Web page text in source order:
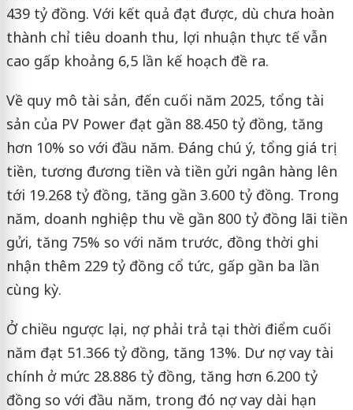
439 tỷ đồng. Với kết quả đạt được, dù chưa hoàn
thành chỉ tiêu doanh thu, lợi nhuận thực tế vẫn
cao gấp khoảng 6,5 lần kế hoạch đề ra.
Về quy mô tài sản, đến cuối năm 2025, tổng tài
sản của PV Power đạt gần 88.450 tỷ đồng, tăng
hơn 10% so với đầu năm. Đáng chú ý, tổng giá trị
tiền, tương đương tiền và tiền gửi ngân hàng lên
tới 19.268 tỷ đồng, tăng gần 3.600 tỷ đồng. Trong
năm, doanh nghiệp thu về gần 800 tỷ đồng lãi tiền
gửi, tăng 75% so với năm trước, đồng thời ghi
nhận thêm 229 tỷ đồng cổ tức, gấp gần ba lần
cùng kỳ.
Ở chiều ngược lại, nợ phải trả tại thời điểm cuối
năm đạt 51.366 tỷ đồng, tăng 13%. Dư nợ vay tài
chính ở mức 28.886 tỷ đồng, tăng hơn 6.200 tỷ
đồng so với đầu năm, trong đó nợ vay dài hạn